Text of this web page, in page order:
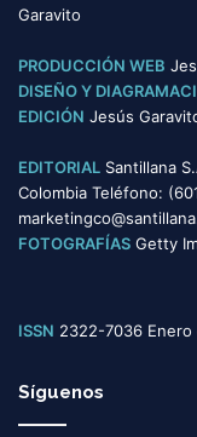
s
Garavito
PRODUCCIÓN WEB
DISEÑO Y
EDICIÓN Jesús
EDITORIAL Santillana
Colombia Teléfono:
FOTOGRAFÍAS Getty
ISSN 2322-7036
Síguenos